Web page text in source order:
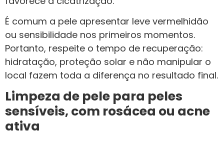
É comum a pele apresentar leve vermelhidão
ou sensibilidade nos primeiros momentos.
Portanto, respeite o tempo de recuperação:
hidratação, proteção solar e não manipular o
local fazem toda a diferença no resultado final.
Limpeza de pele para peles
sensíveis, com rosácea ou acne
ativa